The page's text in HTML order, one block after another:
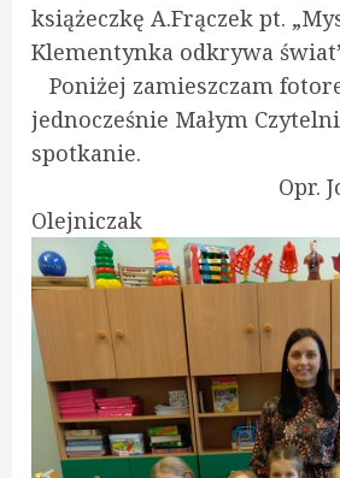
książeczkę A.Frączek pt.
Klementynka odkrywa
Poniżej zamieszczam
jednocześnie Małym
spotkanie.
Opr.
Olejniczak